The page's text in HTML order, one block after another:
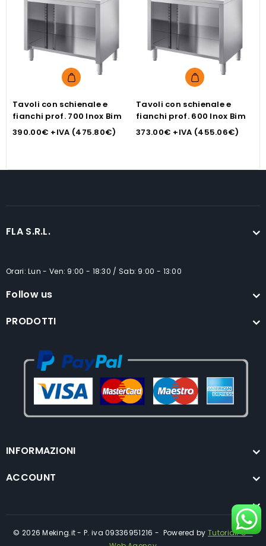
Questo
ha
più
varianti.
opzioni
prodotto
Tavoli con schienale e
fianchi prof. 700 Inox Bim
390.00€ +IVA (475.80€)
Questo
ha
più
varianti.
opzioni
Tavoli con schienale e
fianchi prof. 600 Inox Bim
373.00€ +IVA (455.06€)
FLA S.R.L.
Orari: Lun - Ven: 9:00 - 18:30 / Sab: 9:00 - 13:00
Follow us
PRODOTTI
INFORMAZIONI
ACCOUNT
© 2026 Meking.it - P. iva 09336951216 - Powered by TutorialPC -